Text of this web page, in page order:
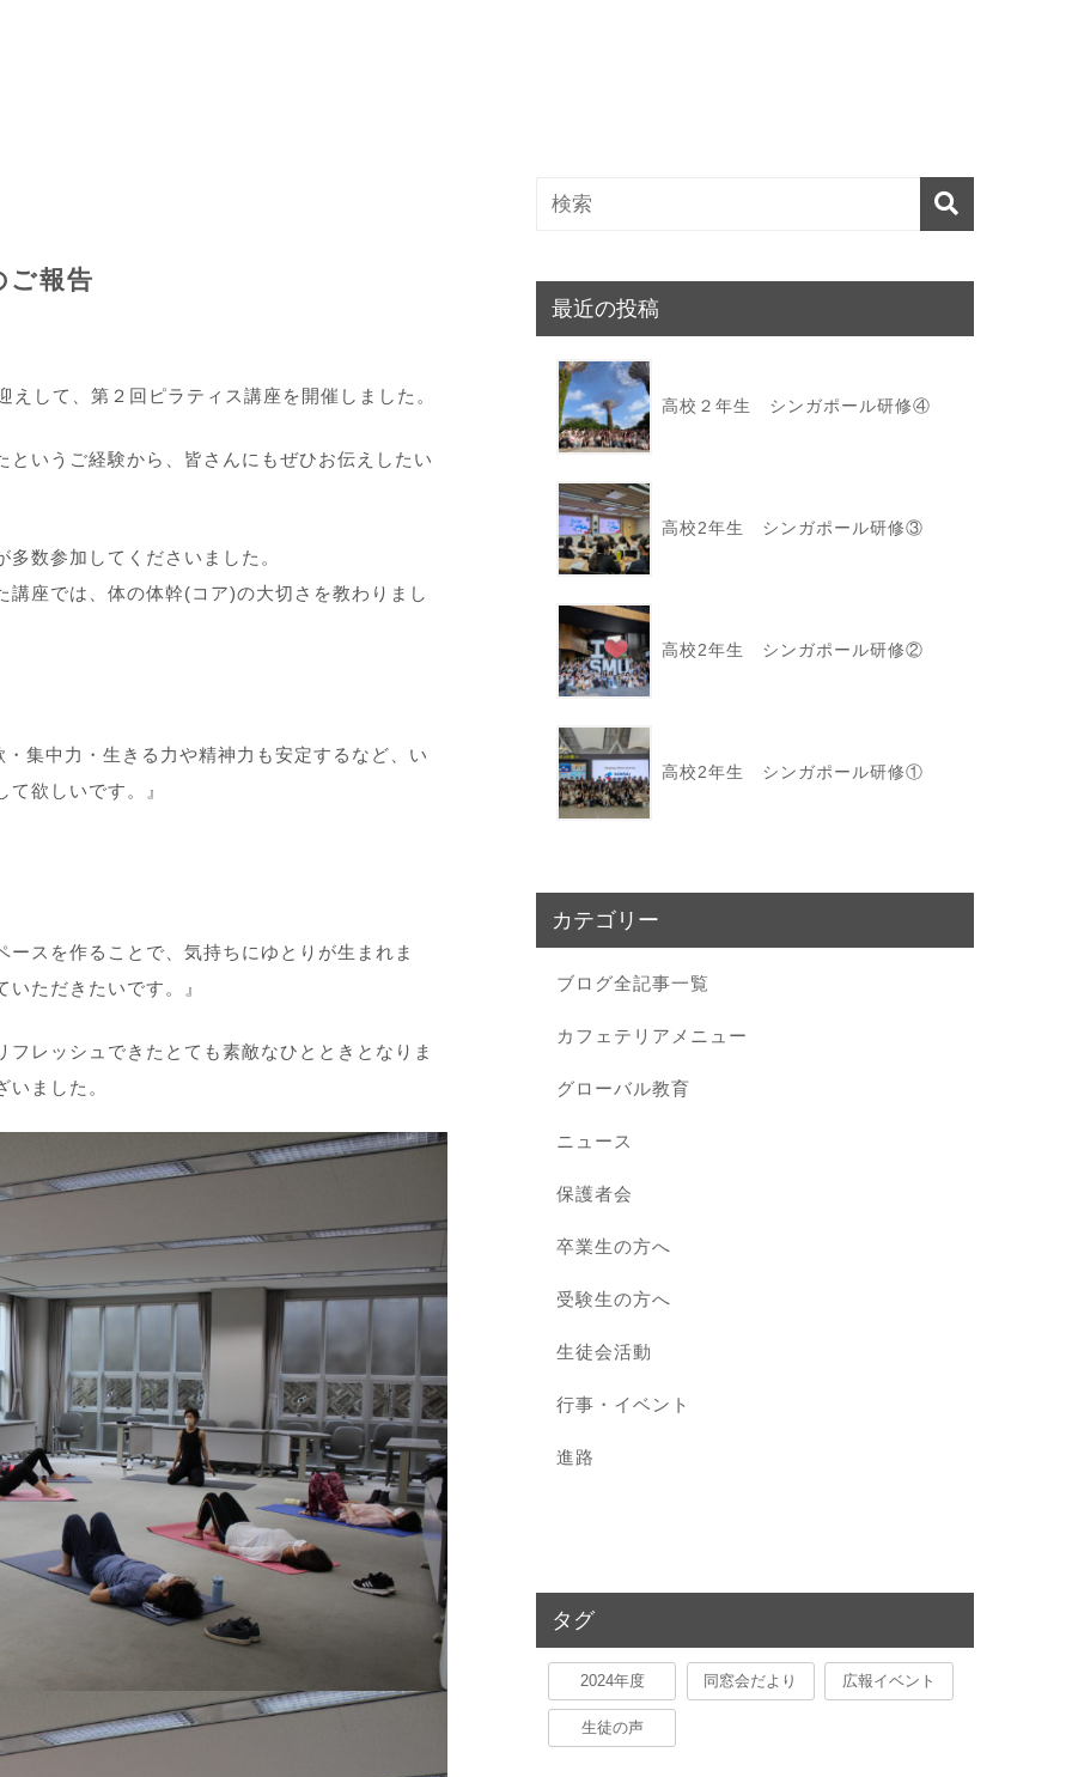
ご報告
して、第２回ピラティス講座を開催しました。
いうご経験から、皆さんにもぜひお伝えしたい
数参加してくださいました。
座では、体の体幹(コア)の大切さを教わりまし
集中力・生きる力や精神力も安定するなど、い
欲しいです。』
スを作ることで、気持ちにゆとりが生まれま
ただきたいです。』
レッシュできたとても素敵なひとときとなりま
ました。
最近の投稿
高校２年生 シンガポール研修④
高校2年生 シンガポール研修③
高校2年生 シンガポール研修②
高校2年生 シンガポール研修①
カテゴリー
ブログ全記事一覧
カフェテリアメニュー
グローバル教育
ニュース
保護者会
卒業生の方へ
受験生の方へ
生徒会活動
行事・イベント
進路
タグ
2024年度 同窓会だより 広報イベント
生徒の声